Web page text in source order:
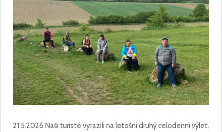
21.5.2026 Naši turisté vyrazili na letošní druhý celodenní výlet.